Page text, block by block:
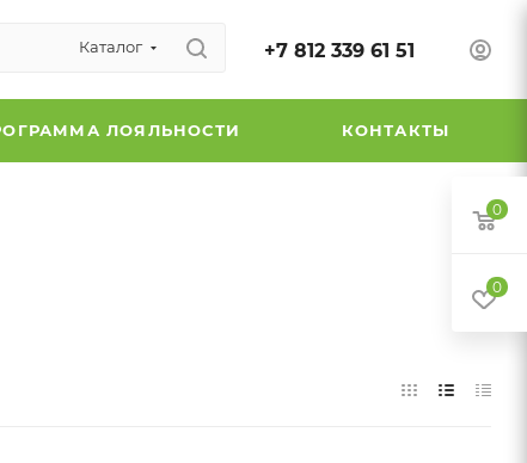
Каталог +7 812 339 61 51
ЛОЯЛЬНОСТИ КОНТАКТЫ
0
0